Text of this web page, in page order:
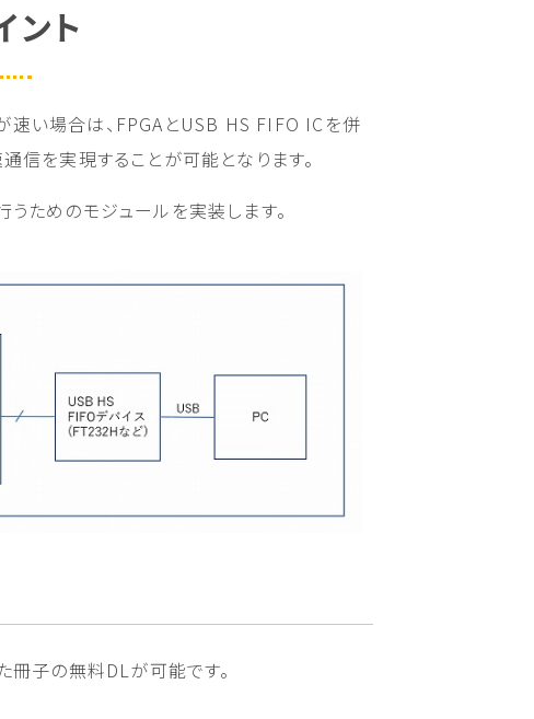
ント
速い場合は、FPGAとUSB HS FIFO ICを併
信を実現することが可能となります。
ためのモジュールを実装します。
冊子の無料DLが可能です。